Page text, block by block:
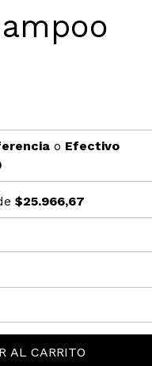
o Efectivo
$25.966,67
AL CARRITO